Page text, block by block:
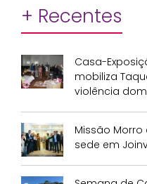
+ Recentes
Casa-
mobiliza
violência
Missão
sede em